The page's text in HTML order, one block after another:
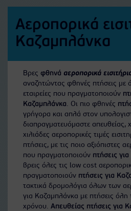
Αεροπορικά
Καζαμπλάνκα
Βρες φθηνά αεροπορικά
αναζητώντας φθηνές πτήσεις με
εταιρείες που πραγματοποιούν
Καζαμπλάνκα. Οι πιο φθηνές
γρήγορα και απλά στον
διαπραγματευόμαστε απευθείας,
χιλιάδες αεροπορικές τιμές
πτήσεις, με τις ποιο αξιόπιστες
που πραγματοποιούν πτήσεις
βρεις όλες τις low cost
πραγματοποιούν πτήσεις για
τακτικά δρομολόγια όλων των
για Καζαμπλάνκα με πτήσεις όλη
χρόνου. Απευθείας πτήσεις για